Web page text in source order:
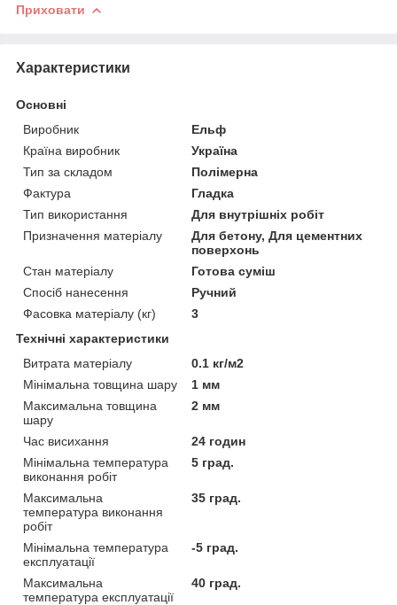
Приховати
Характеристики
Основні
Виробник
Ельф
Країна виробник
Україна
Тип за складом
Полімерна
Фактура
Гладка
Тип використання
Для внутрішніх робіт
Призначення матеріалу
Для бетону, Для цементних
поверхонь
Стан матеріалу
Готова суміш
Спосіб нанесення
Ручний
Фасовка матеріалу (кг)
3
Технічні характеристики
Витрата матеріалу
0.1 кг/м2
Мінімальна товщина шару
1 мм
Максимальна товщина
шару
2 мм
Час висихання
24 годин
Мінімальна температура
виконання робіт
5 град.
Максимальна
температура виконання
робіт
35 град.
Мінімальна температура
експлуатації
-5 град.
Максимальна
температура експлуатації
40 град.